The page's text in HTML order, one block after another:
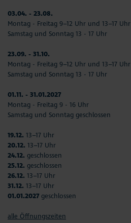
03.04. - 23.08.
Montag - Freitag 9–12 Uhr und 13–17 Uhr
Samstag und Sonntag 13 - 17 Uhr
23.09. - 31.10.
Montag - Freitag 9–12 Uhr und 13–17 Uhr
Samstag und Sonntag 13 - 17 Uhr
01.11. - 31.01.2027
Montag - Freitag 9 - 16 Uhr
Samstag und Sonntag geschlossen
19.12. 13–17 Uhr
20.12. 13–17 Uhr
24.12. geschlossen
25.12. geschlossen
26.12. 13–17 Uhr
31.12. 13–17 Uhr
01.01.2027 geschlossen
alle Öffnungszeiten